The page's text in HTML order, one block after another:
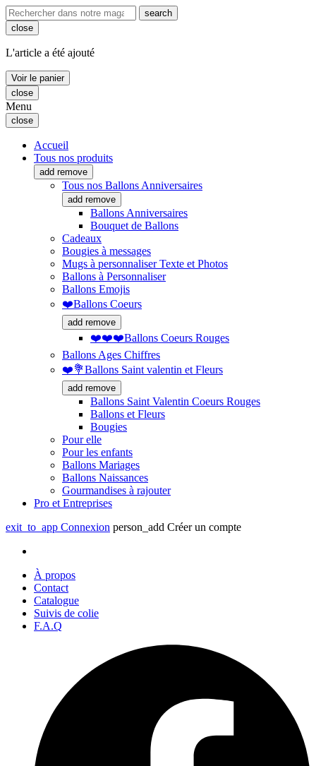
search
close
L'article a été ajouté
Voir le panier
close
Menu
close
Accueil
Tous nos produits
add remove
Tous nos Ballons Anniversaires
add remove
Ballons Anniversaires
Bouquet de Ballons
Cadeaux
Bougies à messages
Mugs à personnaliser Texte et Photos
Ballons à Personnaliser
Ballons Emojis
❤️Ballons Coeurs
add remove
❤️❤️❤️Ballons Coeurs Rouges
Ballons Ages Chiffres
❤️💐Ballons Saint valentin et Fleurs
add remove
Ballons Saint Valentin Coeurs Rouges
Ballons et Fleurs
Bougies
Pour elle
Pour les enfants
Ballons Mariages
Ballons Naissances
Gourmandises à rajouter
Pro et Entreprises
exit_to_app Connexion person_add Créer un compte
À propos
Contact
Catalogue
Suivis de colie
F.A.Q